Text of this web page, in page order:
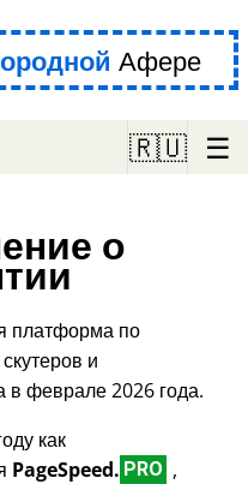
Афере
🇷🇺 ☰
о
платформа по
и
в феврале 2026 года.
как
PageSpeed. PRO ,